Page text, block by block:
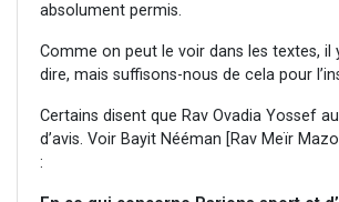
absolument permis.
Comme on peut le voir dans les textes, il
dire, mais suffisons-nous de cela pour
Certains disent que Rav Ovadia Yossef
d’avis. Voir Bayit Nééman [Rav Meïr
: